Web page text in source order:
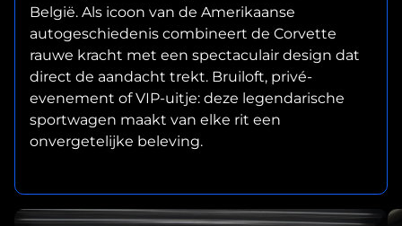
België. Als icoon van de Amerikaanse
autogeschiedenis combineert de Corvette
rauwe kracht met een spectaculair design dat
direct de aandacht trekt. Bruiloft, privé-
evenement of VIP-uitje: deze legendarische
sportwagen maakt van elke rit een
onvergetelijke beleving.